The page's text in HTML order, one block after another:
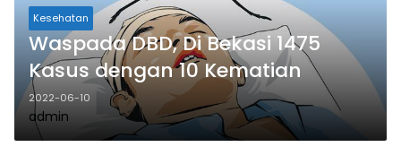
Kesehatan
Waspada DBD, Di Bekasi 1475
Kasus dengan 10 Kematian
2022-06-10
admin